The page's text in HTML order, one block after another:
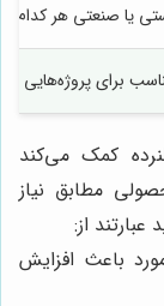
یا صنعتی هر کدام
برای پروژه‌هایی
کمک می‌کند
مطابق نیاز
از:
باعث افزایش